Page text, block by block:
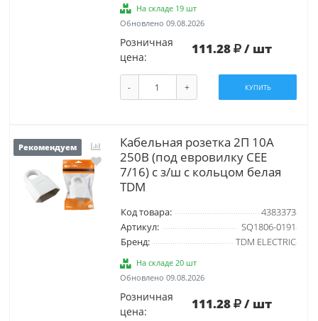
На складе 19 шт
Обновлено 09.08.2026
Розничная
цена:
111.28 / шт
- + КУПИТЬ
Рекомендуем
Кабельная розетка 2П 10А
250B (под евровилку CEE
7/16) с з/ш с кольцом белая
TDM
Код товара:
4383373
Артикул:
SQ1806-0191
Бренд:
TDM ELECTRIC
На складе 20 шт
Обновлено 09.08.2026
Розничная
цена:
111.28 / шт